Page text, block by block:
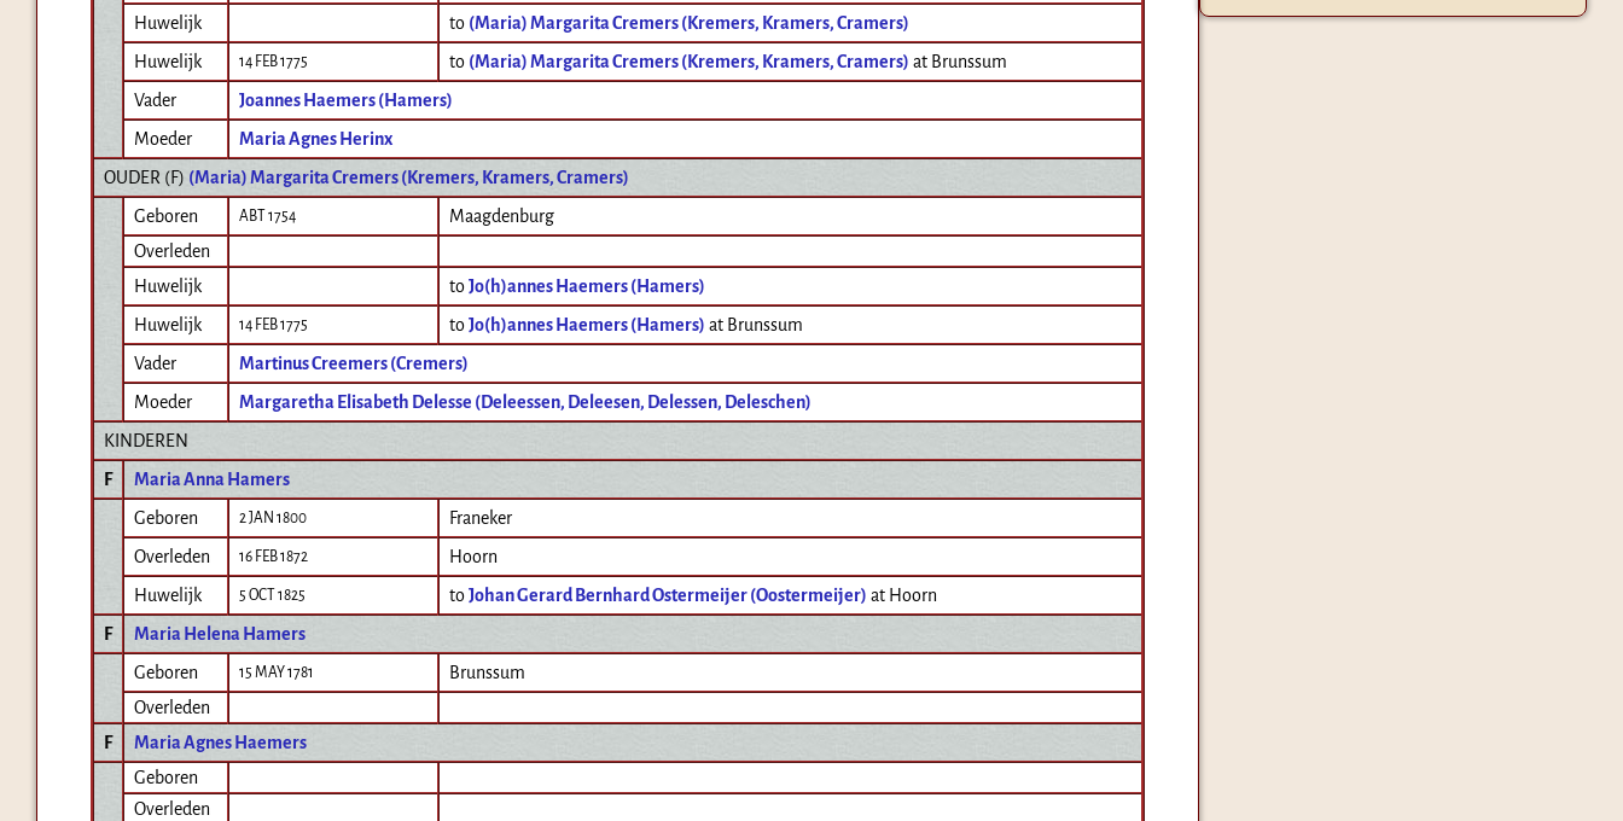
Huwelijk
to (Maria) Margarita Cremers (Kremers, Kramers, Cramers)
Huwelijk
14 FEB 1775 to (Maria) Margarita Cremers (Kremers, Kramers, Cramers) at Brunssum
Vader
Joannes Haemers (Hamers)
Moeder
Maria Agnes Herinx
OUDER (F) (Maria) Margarita Cremers (Kremers, Kramers, Cramers)
Geboren
ABT 1754
Maagdenburg
Overleden
Huwelijk
toJo(h)annes Haemers (Hamers)
Huwelijk
14 FEB 1775 toJo(h)annes Haemers (Hamers) at Brunssum
Vader
Martinus Creemers (Cremers)
Moeder
Margaretha Elisabeth Delesse (Deleessen, Deleesen, Delessen, Deleschen)
KINDEREN
F
Maria Anna Hamers
Geboren
2 JAN 1800
Franeker
Overleden
16 FEB 1872
Hoorn
Huwelijk
5 OCT 1825 toJohan Gerard Bernhard Ostermeijer (Oostermeijer) at Hoorn
F
Maria Helena Hamers
Geboren
15 MAY 1781
Brunssum
Overleden
F
Maria Agnes Haemers
Geboren
Overleden